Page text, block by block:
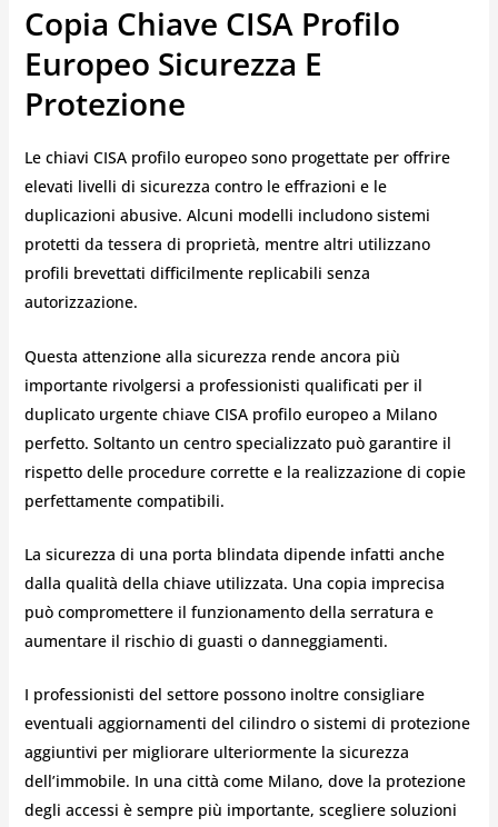
Copia Chiave CISA Profilo
Europeo Sicurezza E
Protezione
Le chiavi CISA profilo europeo sono progettate per offrire
elevati livelli di sicurezza contro le effrazioni e le
duplicazioni abusive. Alcuni modelli includono sistemi
protetti da tessera di proprietà, mentre altri utilizzano
profili brevettati difficilmente replicabili senza
autorizzazione.
Questa attenzione alla sicurezza rende ancora più
importante rivolgersi a professionisti qualificati per il
duplicato urgente chiave CISA profilo europeo a Milano
perfetto. Soltanto un centro specializzato può garantire il
rispetto delle procedure corrette e la realizzazione di copie
perfettamente compatibili.
La sicurezza di una porta blindata dipende infatti anche
dalla qualità della chiave utilizzata. Una copia imprecisa
può compromettere il funzionamento della serratura e
aumentare il rischio di guasti o danneggiamenti.
I professionisti del settore possono inoltre consigliare
eventuali aggiornamenti del cilindro o sistemi di protezione
aggiuntivi per migliorare ulteriormente la sicurezza
dell’immobile. In una città come Milano, dove la protezione
degli accessi è sempre più importante, scegliere soluzioni